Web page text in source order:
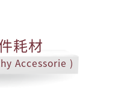
耗材
Accessorie )